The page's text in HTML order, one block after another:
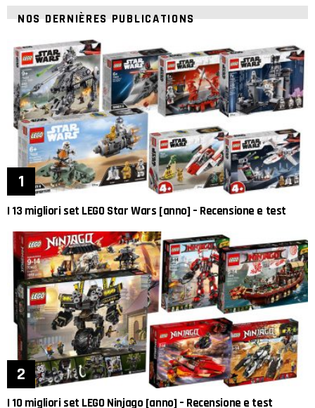
NOS DERNIÈRES PUBLICATIONS
I 13 migliori set LEGO Star Wars [anno] – Recensione e test
I 10 migliori set LEGO Ninjago [anno] – Recensione e test